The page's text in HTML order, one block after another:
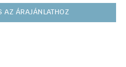
AZ ÁRAJÁNLATHOZ